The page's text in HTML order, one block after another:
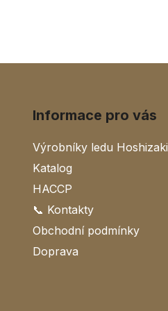
Informace pro vás
Výrobníky ledu Hoshizaki
Katalog
HACCP
📞 Kontakty
Obchodní podmínky
Doprava